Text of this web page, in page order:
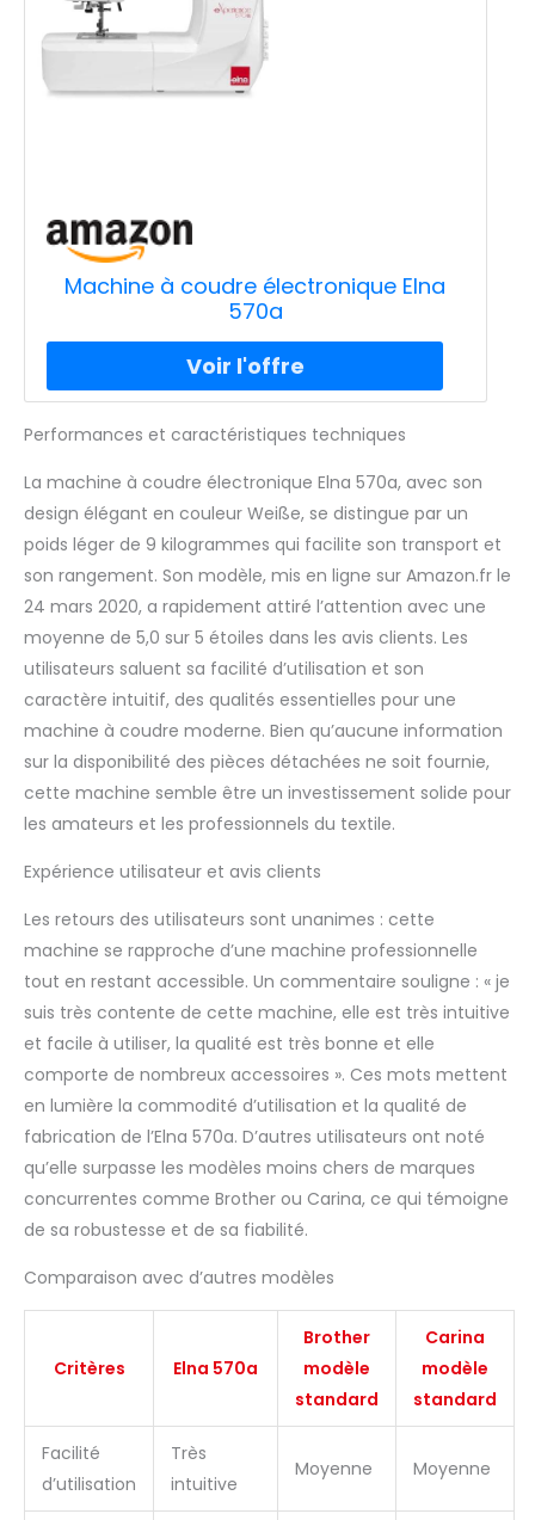
Machine à coudre électronique Elna
570a
Performances et caractéristiques techniques
La machine à coudre électronique Elna 570a, avec son
design élégant en couleur Weiße, se distingue par un
poids léger de 9 kilogrammes qui facilite son transport et
son rangement. Son modèle, mis en ligne sur Amazon.fr le
24 mars 2020, a rapidement attiré l’attention avec une
moyenne de 5,0 sur 5 étoiles dans les avis clients. Les
utilisateurs saluent sa facilité d’utilisation et son
caractère intuitif, des qualités essentielles pour une
machine à coudre moderne. Bien qu’aucune information
sur la disponibilité des pièces détachées ne soit fournie,
cette machine semble être un investissement solide pour
les amateurs et les professionnels du textile.
Expérience utilisateur et avis clients
Les retours des utilisateurs sont unanimes : cette
machine se rapproche d’une machine professionnelle
tout en restant accessible. Un commentaire souligne : « je
suis très contente de cette machine, elle est très intuitive
et facile à utiliser, la qualité est très bonne et elle
comporte de nombreux accessoires ». Ces mots mettent
en lumière la commodité d’utilisation et la qualité de
fabrication de l’Elna 570a. D’autres utilisateurs ont noté
qu’elle surpasse les modèles moins chers de marques
concurrentes comme Brother ou Carina, ce qui témoigne
de sa robustesse et de sa fiabilité.
Comparaison avec d’autres modèles
Critères Elna 570a
Brother
modèle
standard
Carina
modèle
standard
Facilité
d’utilisation
Très
intuitive
Moyenne Moyenne